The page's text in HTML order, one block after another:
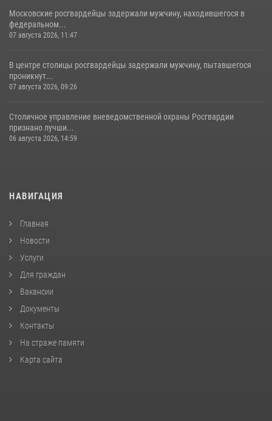
Московские росгвардейцы задержали мужчину, находившегося в
федеральном...
07 августа 2026, 11:47
В центре столицы росгвардейцы задержали мужчину, пытавшегося
проникнут...
07 августа 2026, 09:26
Столичное управление вневедомственной охраны Росгвардии
признано лучши...
06 августа 2026, 14:59
НАВИГАЦИЯ
Главная
Новости
Услуги
Для граждан
Вакансии
Документы
Контакты
На страже памяти
Карта сайта